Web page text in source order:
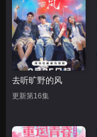
去听旷野的风
更新第16集